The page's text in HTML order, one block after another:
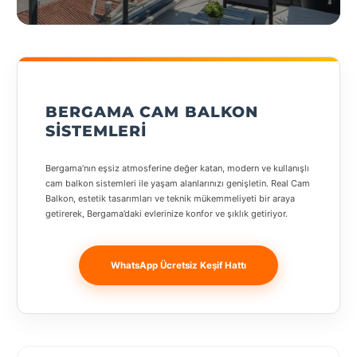
geçiş
BERGAMA CAM BALKON
SISTEMLERI
Bergama’nın eşsiz atmosferine değer katan, modern ve kullanışlı
cam balkon sistemleri ile yaşam alanlarınızı genişletin. Real Cam
Balkon, estetik tasarımları ve teknik mükemmeliyeti bir araya
getirerek, Bergama’daki evlerinize konfor ve şıklık getiriyor.
WhatsApp Ücretsiz Keşif Hattı
States
Tüm
Şehirler
Adana
Adıyaman
Antalya